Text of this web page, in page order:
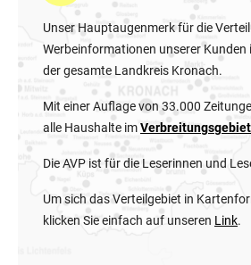
Unser Hauptaugenmerk für die
Werbeinformationen unserer Kunden
der gesamte Landkreis Kronach.
Mit einer Auflage von 33.000
alle Haushalte imVerbreitungsgebiet
Die AVP ist für die Leserinnen und
Um sich das Verteilgebiet in
klicken Sie einfach auf unseren Link.